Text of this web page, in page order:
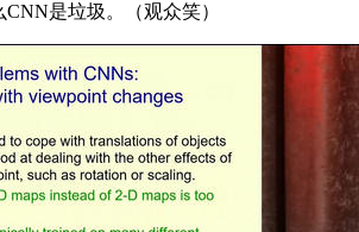
是垃圾。（观众笑）